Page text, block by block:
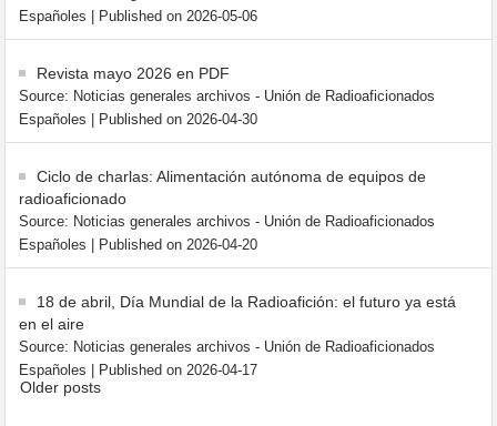
Españoles
Published on 2026-05-06
Revista mayo 2026 en PDF
Source: Noticias generales archivos - Unión de Radioaficionados
Españoles
Published on 2026-04-30
Ciclo de charlas: Alimentación autónoma de equipos de
radioaficionado
Source: Noticias generales archivos - Unión de Radioaficionados
Españoles
Published on 2026-04-20
18 de abril, Día Mundial de la Radioafición: el futuro ya está
en el aire
Source: Noticias generales archivos - Unión de Radioaficionados
Españoles
Published on 2026-04-17
Older posts